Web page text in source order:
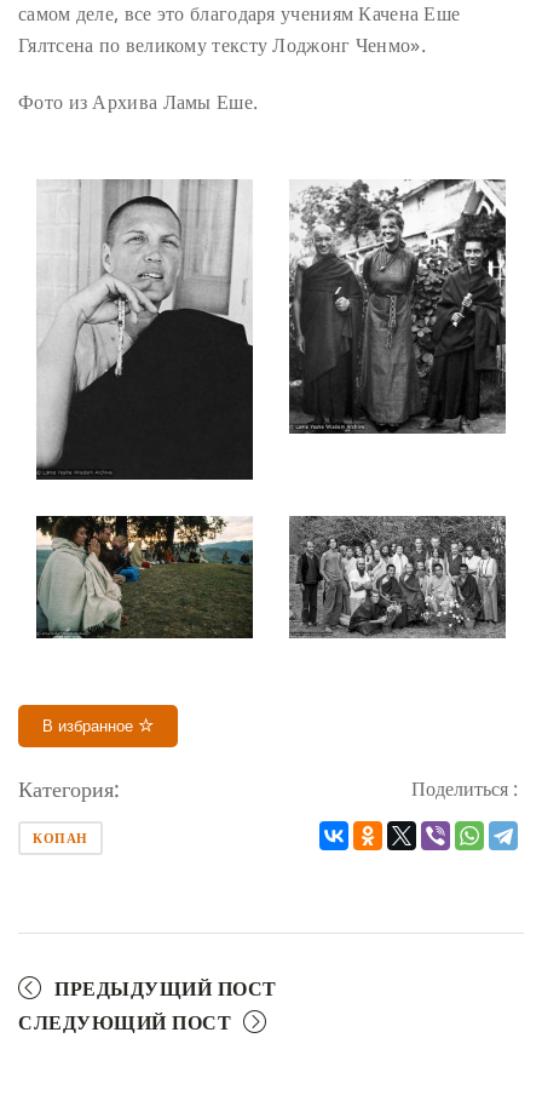
самом деле, все это благодаря учениям Качена Еше
Гялтсена по великому тексту Лоджонг Ченмо».
Фото из Архива Ламы Еше.
В избранное
Категория:
КОПАН
Поделиться :
ПРЕДЫДУЩИЙ ПОСТ
СЛЕДУЮЩИЙ ПОСТ